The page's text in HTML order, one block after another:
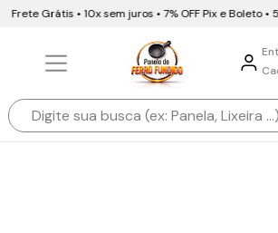
Frete Grátis • 10x sem juros • 7% OFF Pix e Boleto •